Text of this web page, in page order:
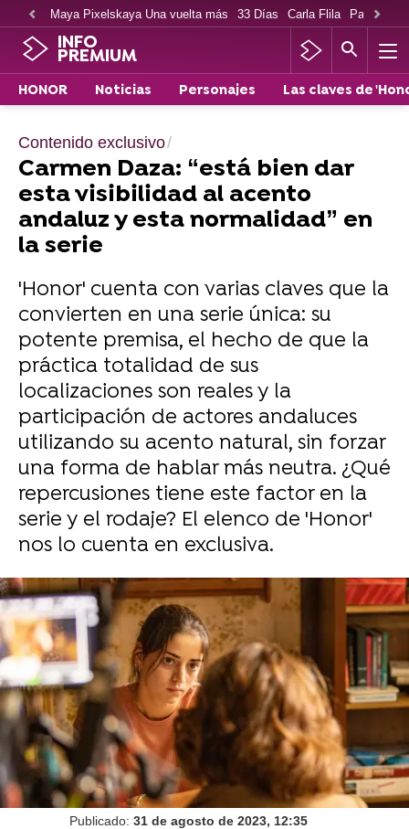
Maya Pixelskaya Una vuelta más 33 Días Carla Flila Paco
INFO
PREMIUM
HONOR Noticias Personajes Las claves de
Contenido exclusivo
Carmen Daza: “está bien dar
esta visibilidad al acento
andaluz y esta normalidad” en
la serie
'Honor' cuenta con varias claves que la
convierten en una serie única: su
potente premisa, el hecho de que la
práctica totalidad de sus
localizaciones son reales y la
participación de actores andaluces
utilizando su acento natural, sin forzar
una forma de hablar más neutra. ¿Qué
repercusiones tiene este factor en la
serie y el rodaje? El elenco de 'Honor'
nos lo cuenta en exclusiva.
Disfruta de los capítulos de 'Honor' en
exclusiva.
Laura Mayo
Publicado: 31 de agosto de 2023, 12:35